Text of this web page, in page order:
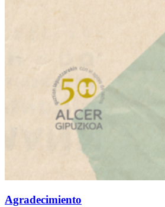
Agradecimiento